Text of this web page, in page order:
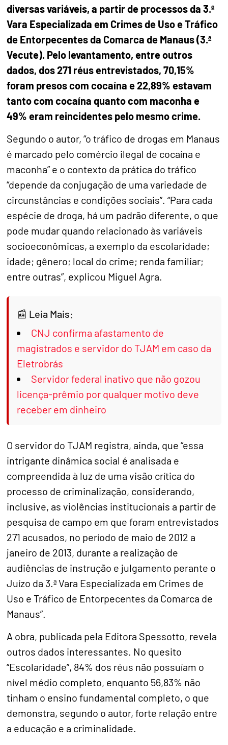
diversas variáveis, a partir de processos da 3.ª
Vara Especializada em Crimes de Uso e Tráfico
de Entorpecentes da Comarca de Manaus (3.ª
Vecute). Pelo levantamento, entre outros
dados, dos 271 réus entrevistados, 70,15%
foram presos com cocaína e 22,89% estavam
tanto com cocaína quanto com maconha e
49% eram reincidentes pelo mesmo crime.
Segundo o autor, “o tráfico de drogas em Manaus
é marcado pelo comércio ilegal de cocaína e
maconha” e o contexto da prática do tráfico
“depende da conjugação de uma variedade de
circunstâncias e condições sociais”. “Para cada
espécie de droga, há um padrão diferente, o que
pode mudar quando relacionado às variáveis
socioeconômicas, a exemplo da escolaridade;
idade; gênero; local do crime; renda familiar;
entre outras”, explicou Miguel Agra.
Leia Mais:
CNJ confirma afastamento de
magistrados e servidor do TJAM em caso da
Eletrobrás
Servidor federal inativo que não gozou
licença-prêmio por qualquer motivo deve
receber em dinheiro
O servidor do TJAM registra, ainda, que “essa
intrigante dinâmica social é analisada e
compreendida à luz de uma visão crítica do
processo de criminalização, considerando,
inclusive, as violências institucionais a partir de
pesquisa de campo em que foram entrevistados
271 acusados, no período de maio de 2012 a
janeiro de 2013, durante a realização de
audiências de instrução e julgamento perante o
Juízo da 3.ª Vara Especializada em Crimes de
Uso e Tráfico de Entorpecentes da Comarca de
Manaus”.
A obra, publicada pela Editora Spessotto, revela
outros dados interessantes. No quesito
“Escolaridade”, 84% dos réus não possuíam o
nível médio completo, enquanto 56,83% não
tinham o ensino fundamental completo, o que
demonstra, segundo o autor, forte relação entre
a educação e a criminalidade.